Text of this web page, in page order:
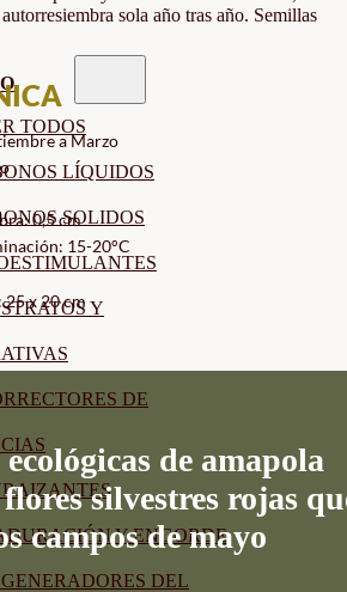
TODOS
LÍQUIDOS
SOLIDOS
Y
DE
Y ENGORDE
DEL
sola año tras año. Semillas
a Marzo
0,5 cm
15-20°C
x 20 cm
de amapola
silvestres rojas
campos de mayo